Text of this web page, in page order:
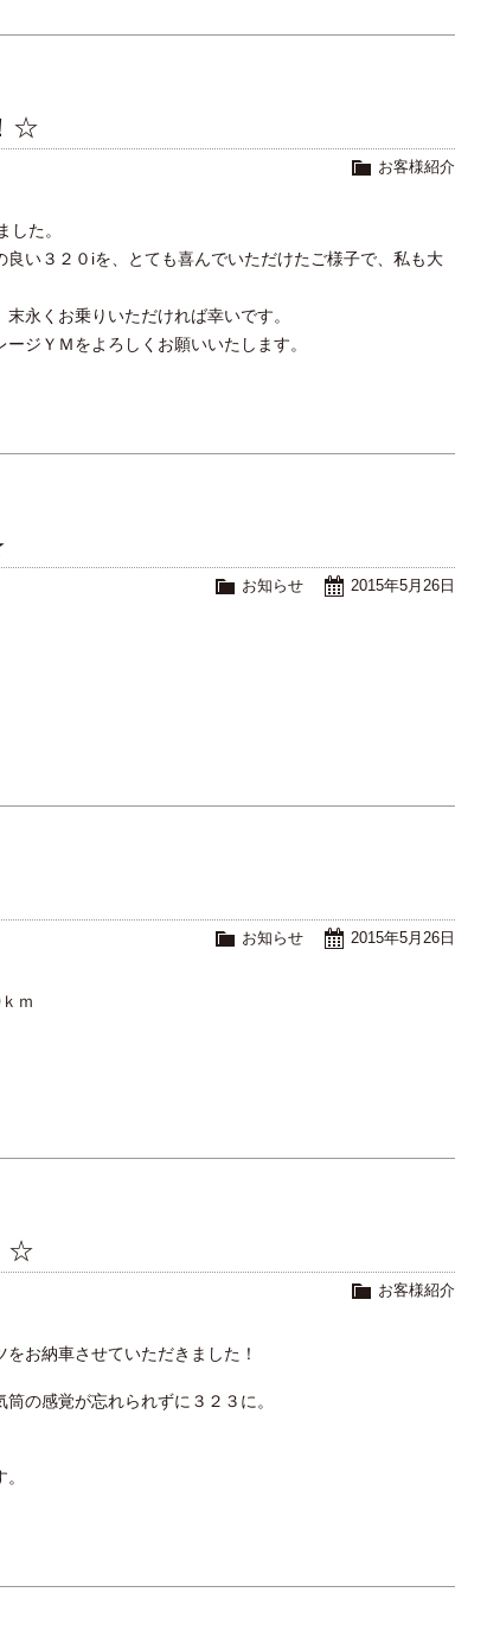
☆
お客様紹介
た。
い３２０iを、とても喜んでいただけたご様子で、私も大
永くお乗りいただければ幸いです。
ジＹＭをよろしくお願いいたします。
2015年5月26日
お知らせ
2015年5月26日
お知らせ
ｍ
☆
お客様紹介
お納車させていただきました！
の感覚が忘れられずに３２３に。